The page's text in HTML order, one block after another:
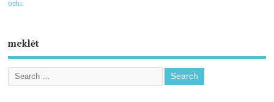
ostu.
meklēt